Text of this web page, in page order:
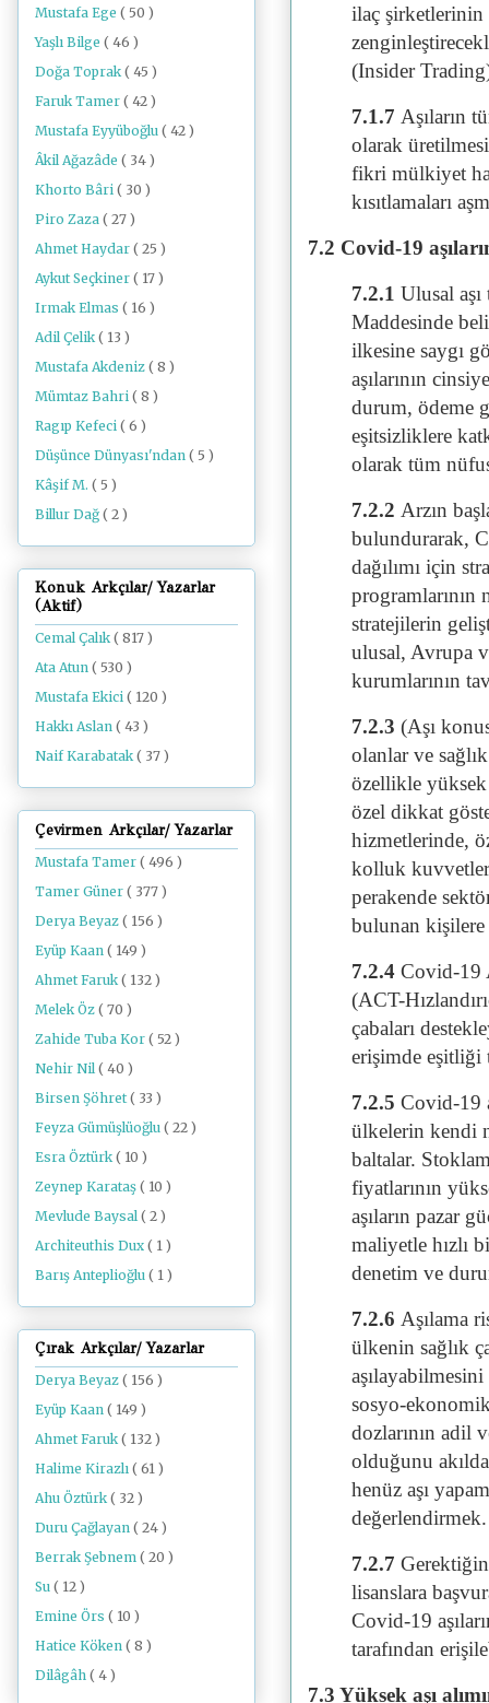
ilaç şirketlerinin
(Insider
7.1.7 Aşıların
olarak
fikri mülkiyet
kısıtlamaları
7.2 Covid-19
7.2.1 Ulusal
Maddesinde
ilkesine saygı
aşılarının
durum, ödeme
eşitsizliklere
olarak tüm
7.2.2 Arzın
bulundurarak,
dağılımı için
programlarının
stratejilerin
ulusal, Avrupa
kurumlarının
7.2.3 (Aşı
olanlar ve
özellikle yüksek
özel dikkat
hizmetlerinde,
kolluk kuvvetleri
perakende
bulunan kişilere
7.2.4 Covid-19
(ACT-
çabaları
erişimde eşitliği
7.2.5 Covid-19
ülkelerin kendi
baltalar.
fiyatlarının
aşıların pazar
maliyetle hızlı
denetim ve
7.2.6 Aşılama
ülkenin sağlık
sosyo-
dozlarının adil
olduğunu akılda
henüz aşı
değerlendirmek.
7.2.7
lisanslara
Covid-19
tarafından
7.3 Yüksek aşı
Mustafa Ege ( 50 )
Yaşlı Bilge ( 46 )
Doğa Toprak ( 45 )
Faruk Tamer ( 42 )
Mustafa Eyyüboğlu ( 42 )
Âkil Ağazâde ( 34 )
Khorto Bâri ( 30 )
Piro Zaza ( 27 )
Ahmet Haydar ( 25 )
Aykut Seçkiner ( 17 )
Irmak Elmas ( 16 )
Adil Çelik ( 13 )
Mustafa Akdeniz ( 8 )
Mümtaz Bahri ( 8 )
Ragıp Kefeci ( 6 )
Düşünce Dünyası'ndan ( 5 )
Kâşif M. ( 5 )
Billur Dağ ( 2 )
Konuk Arkçılar/ Yazarlar
(Aktif)
Cemal Çalık( 817 )
Ata Atun ( 530 )
Mustafa Ekici ( 120 )
Hakkı Aslan ( 43 )
Naif Karabatak( 37 )
Çevirmen Arkçılar/ Yazarlar
Mustafa Tamer ( 496 )
Tamer Güner ( 377 )
Derya Beyaz ( 156 )
Eyüp Kaan ( 149 )
Ahmet Faruk ( 132 )
Melek Öz ( 70 )
Zahide Tuba Kor ( 52 )
Nehir Nil ( 40 )
Birsen Şöhret ( 33 )
Feyza Gümüşlüoğlu ( 22 )
Esra Öztürk ( 10 )
Zeynep Karataş ( 10 )
Mevlude Baysal ( 2 )
Architeuthis Dux ( 1 )
Barış Anteplioğlu ( 1 )
Çırak Arkçılar/ Yazarlar
Derya Beyaz ( 156 )
Eyüp Kaan ( 149 )
Ahmet Faruk ( 132 )
Halime Kirazlı ( 61 )
Ahu Öztürk ( 32 )
Duru Çağlayan ( 24 )
Berrak Şebnem ( 20 )
Su ( 12 )
Emine Örs ( 10 )
Hatice Köken ( 8 )
Dilâgâh ( 4 )